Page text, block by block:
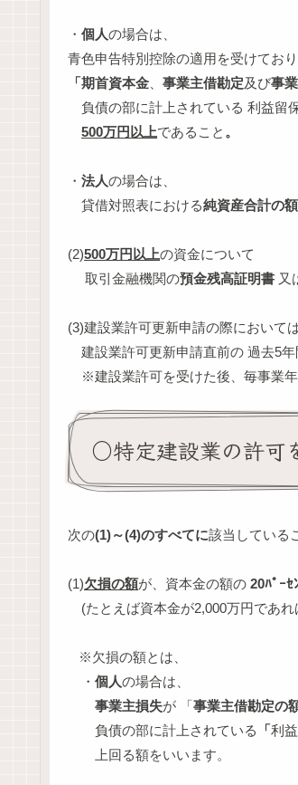
・ 個人の場合は、
青色申告特別控除の適用を受けてお
「期首資本金
事業主借勘定及び事
負債の部に計上されている 利益留
500万円以上であること 。
・ 法人の場合は、
貸借対照表における純資産合計の額
(2)500万円以上の資金について
取引金融機関の預金残高証明書 又
(3)建設業許可更新申請の際においては
建設業許可更新申請直前の 過去5年
※建設業許可を受けた後、毎事業年
○特定建設業の許可
次の(1)～(4)のすべてに該当している
(1)欠損の額が、資本金の額の 20ﾊﾟｰｾ
(たとえば資本金が2,000万円であ
※欠損の額とは、
・ 個人の場合は、
事業主損失が 「事業主借勘定の
負債の部に計上されている
「利
上回る額をいいます。